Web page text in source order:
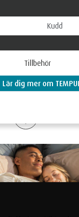
Tillbehör
Betala smidigt